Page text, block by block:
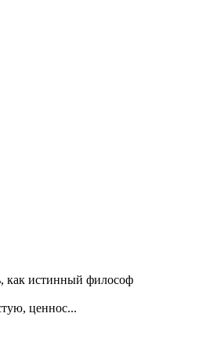
как истинный философ
ценнос...